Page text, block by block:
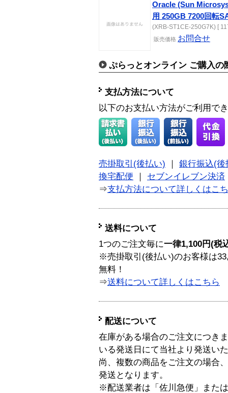
Oracle (Sun
用 250GB 7200回転
(XRB-ST1CE-250G7K) [
販売価格 お問合せ
ぷらっとオンライン ご購入の
支払方法について
以下のお支払い方法がご利用で
売掛取引(後払い) ｜ 銀行振込(後
換宅配便 ｜ セブンイレブン決済
⇒支払方法について詳しくはこ
送料について
1つのご注文毎に一律1,100円(税
※売掛取引(後払い)のお客様は
無料！
⇒送料について詳しくはこちら
配送について
在庫がある場合のご注文につき
いる発送日にて当社より発送い
尚、複数の商品をご注文の場合
発送となります。
※配送業者は「佐川急便」また